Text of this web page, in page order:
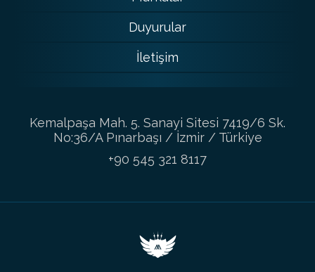
Duyurular
İletişim
Kemalpaşa Mah. 5. Sanayi Sitesi 7419/6 Sk.
No:36/A Pınarbaşı / İzmir / Türkiye
+90 545 321 8117